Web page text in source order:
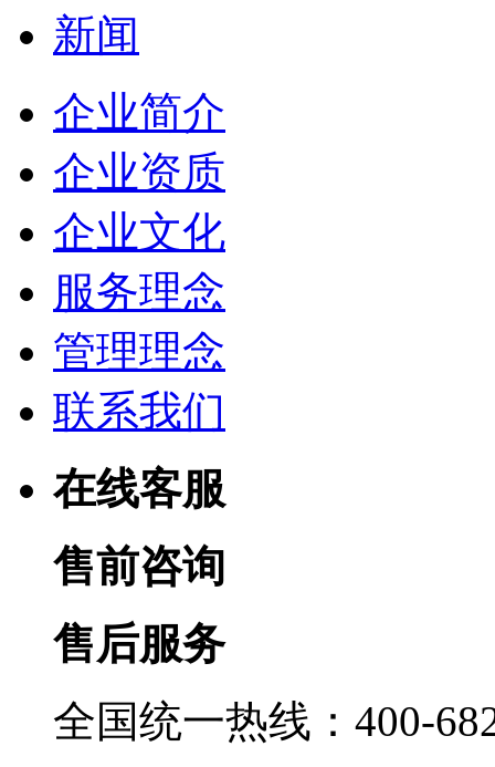
新闻
企业简介
企业资质
企业文化
服务理念
管理理念
联系我们
在线客服
售前咨询
售后服务
全国统一热线：400-